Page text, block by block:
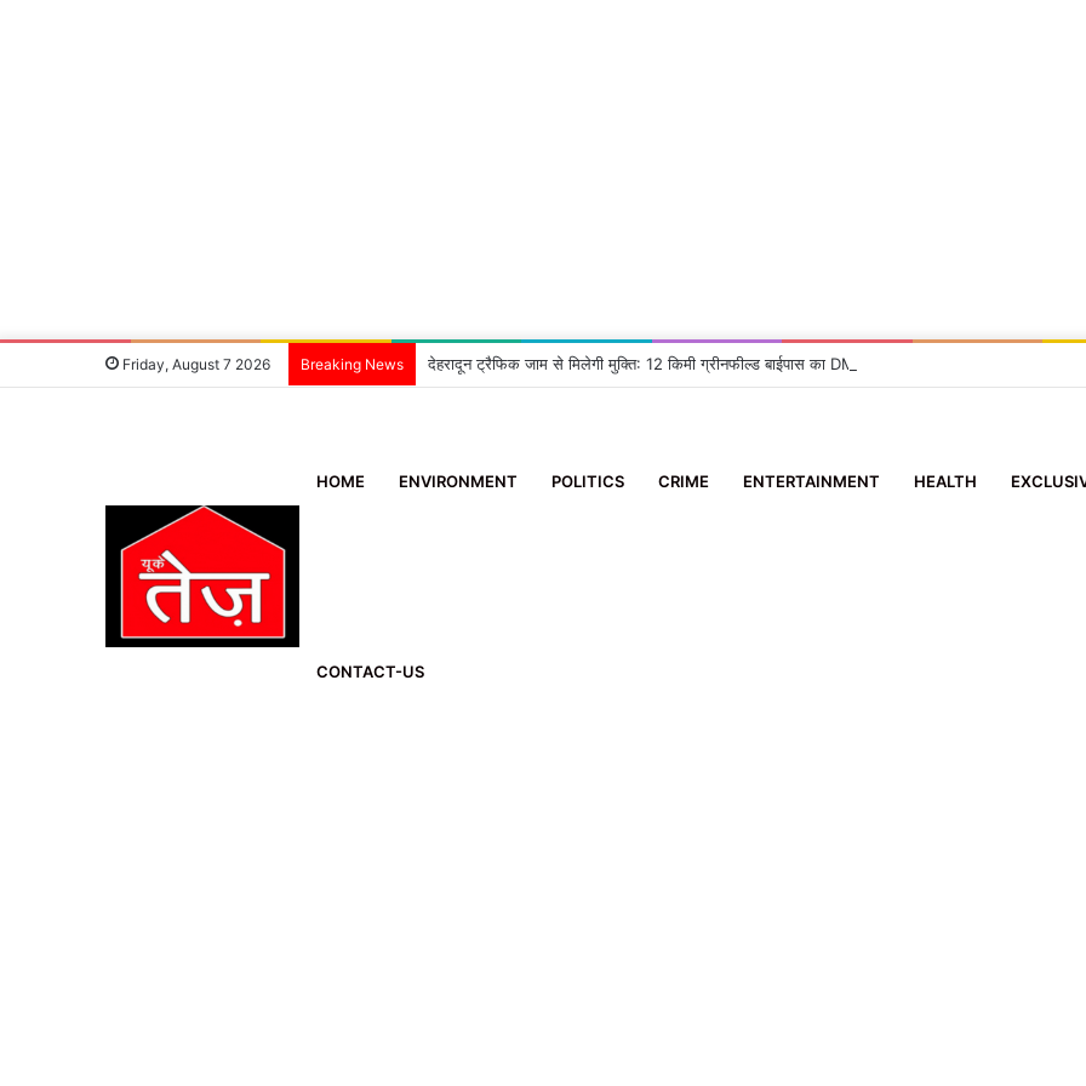
Friday, August 7 2026 Breaking News देहरादून ट्रैफिक जाम से मिलेगी मुक्ति: 12 किमी ग्रीनफील्ड बाईपास का DM ने किया निरीक्षण, दिए सख्त निर्देश
HOME ENVIRONMENT POLITICS CRIME ENTERTAINMENT HEALTH
CONTACT-US